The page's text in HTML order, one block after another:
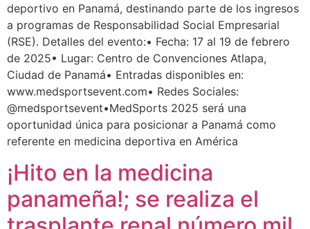
deportivo en Panamá, destinando parte de los ingresos
a programas de Responsabilidad Social Empresarial
(RSE). Detalles del evento:• Fecha: 17 al 19 de febrero
de 2025• Lugar: Centro de Convenciones Atlapa,
Ciudad de Panamá• Entradas disponibles en:
www.medsportsevent.com• Redes Sociales:
@medsportsevent•MedSports 2025 será una
oportunidad única para posicionar a Panamá como
referente en medicina deportiva en América
¡Hito en la medicina
panameña!; se realiza el